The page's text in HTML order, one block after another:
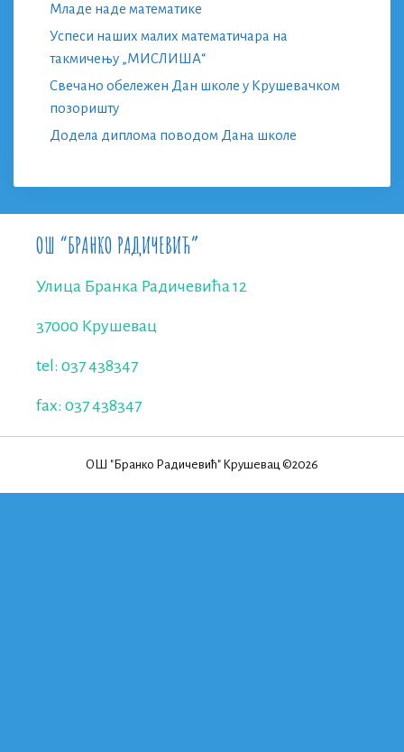
Младе наде математике
Успеси наших малих математичара на
такмичењу „МИСЛИША“
Свечано обележен Дан школе у Крушевачком
позоришту
Додела диплома поводом Дана школе
ОШ “БРАНКО РАДИЧЕВИЋ”
Улица Бранка Радичевића 12
37000 Крушевац
tel: 037 438347
fax: 037 438347
ОШ "Бранко Радичевић" Крушевац ©2026